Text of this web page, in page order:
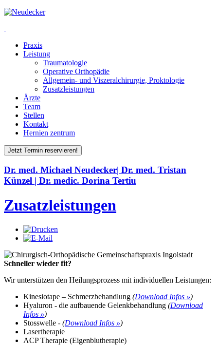
Praxis
Leistung
Traumatologie
Operative Orthopädie
Allgemein- und Viszeralchirurgie, Proktologie
Zusatzleistungen
Ärzte
Team
Stellen
Kontakt
Hernien zentrum
Jetzt Termin reservieren!
Dr. med. Michael Neudecker| Dr. med. Tristan
Künzel | Dr. medic. Dorina Tertiu
Zusatzleistungen
Schneller wieder fit?
Wir unterstützen den Heilungsprozess mit individuellen Leistungen:
Kinesiotape – Schmerzbehandlung (Download Infos »)
Hyaluron - die aufbauende Gelenkbehandlung (Download
Infos »)
Stosswelle - (Download Infos »)
Lasertherapie
ACP Therapie (Eigenblutherapie)